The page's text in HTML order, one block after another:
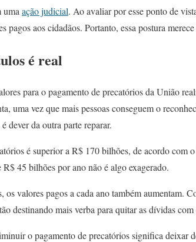
uma ação judicial. Ao avaliar por esse ponto de
aos cidadãos. Portanto, essa postura
é real
para o pagamento de precatórios da União
uma vez que mais pessoas conseguem o
dever da outra parte reparar.
é superior a R$ 170 bilhões, de acordo com
45 bilhões por ano não é algo exagerado.
valores pagos a cada ano também aumentam.
destinando mais verba para quitar as dívidas
o pagamento de precatórios significa deixar